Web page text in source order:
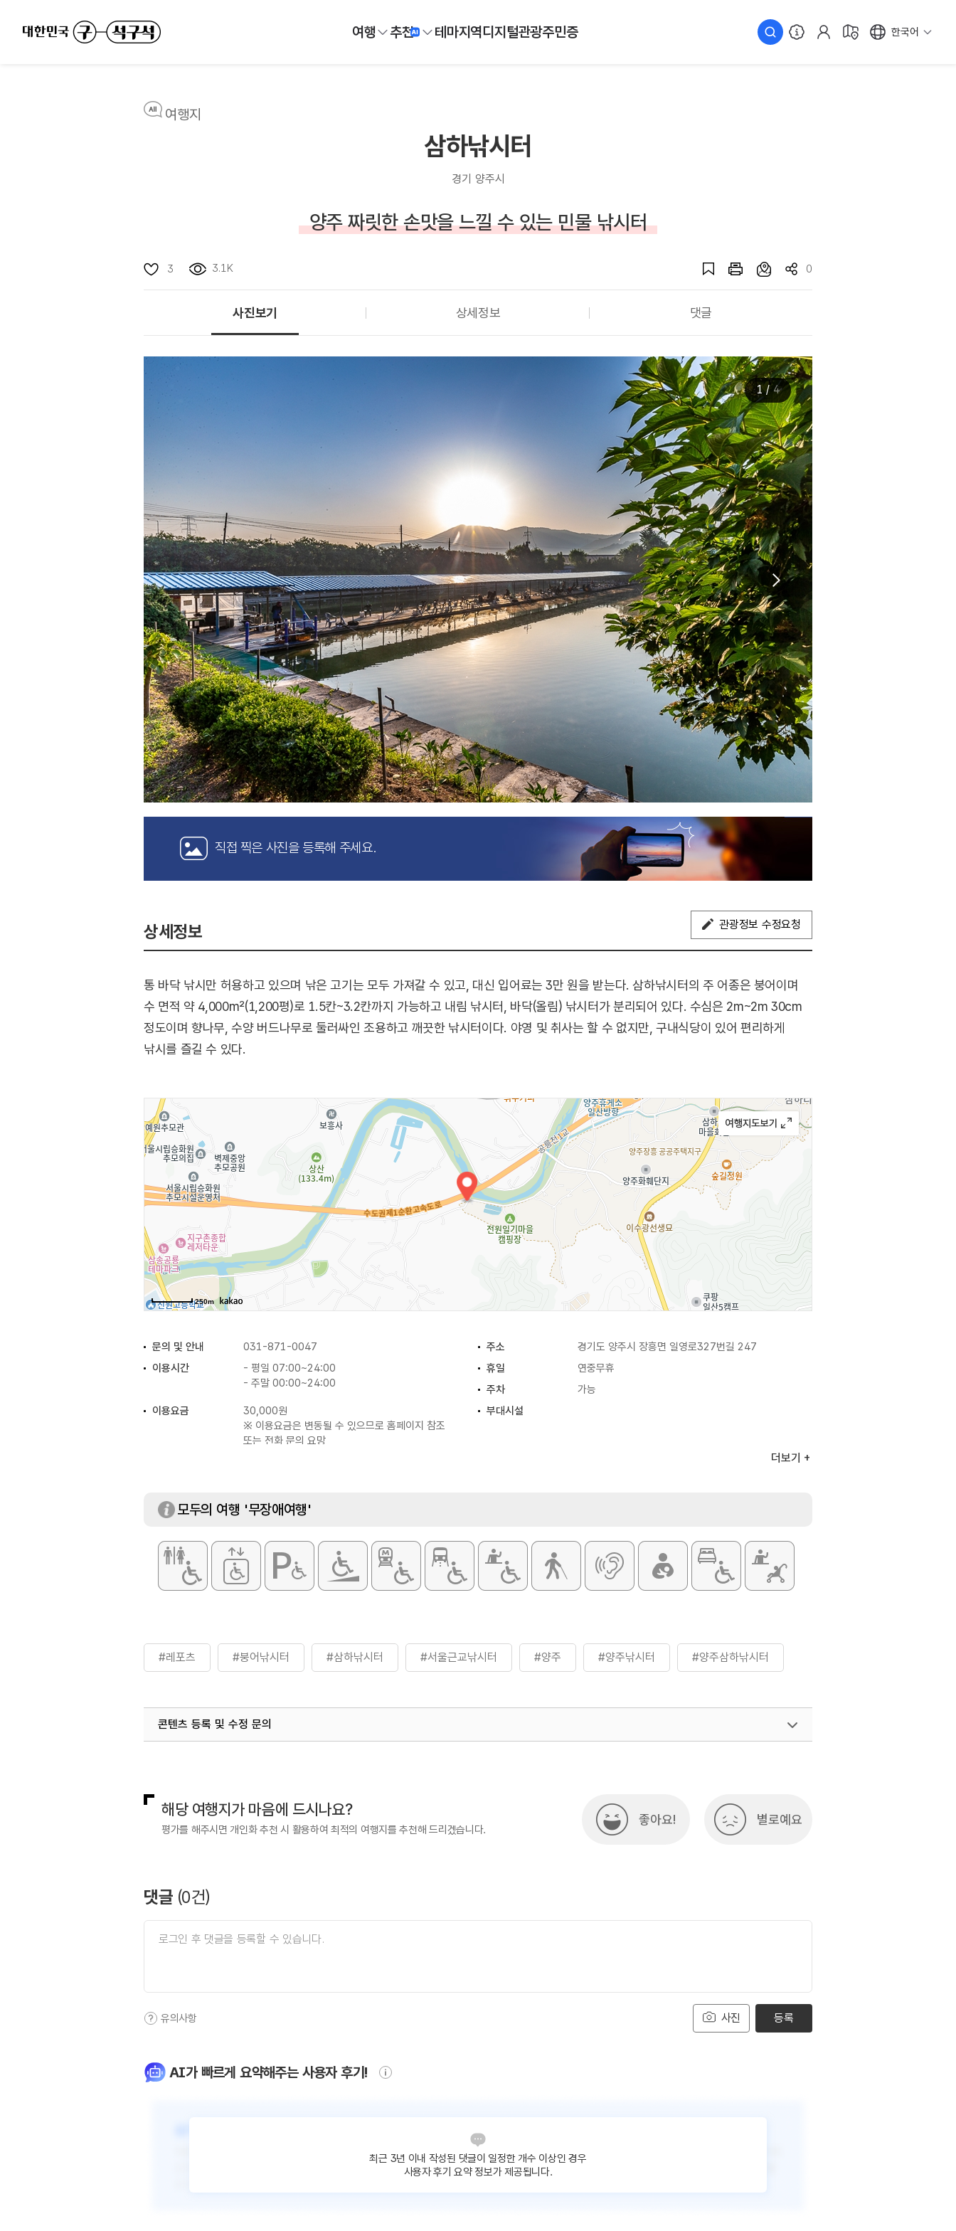
여행 추천 테마지역디지털관광주민증 한국어
여행지
삼하낚시터
경기 양주시
양주 짜릿한 손맛을 느낄 수 있는 민물 낚시터
3 3.1K 0
사진보기 상세정보 댓글
1/4
직접 찍은 사진을 등록해 주세요.
상세정보 관광정보 수정요청
통 바닥 낚시만 허용하고 있으며 낚은 고기는 모두 가져갈 수 있고, 대신 입어료는 3만 원을 받는다. 삼하낚시터의 주 어종은 붕어이며
수 면적 약 4,000m²(1,200평)로 1.5칸~3.2칸까지 가능하고 내림 낚시터, 바닥(올림) 낚시터가 분리되어 있다. 수심은 2m~2m 30cm
정도이며 향나무, 수양 버드나무로 둘러싸인 조용하고 깨끗한 낚시터이다. 야영 및 취사는 할 수 없지만, 구내식당이 있어 편리하게
낚시를 즐길 수 있다.
250m
문의 및 안내 031-871-0047 주소
경기도 양주시 장흥면 일영로327번길 247
이용시간
- 평일 07:00~24:00
- 주말 00:00~24:00
휴일
연중무휴
주차
가능
이용요금
30,000원
※ 이용요금은 변동될 수 있으므로 홈페이지 참조
또는 전화 문의 요망
부대시설
더보기
모두의 여행 '무장애여행'
#레포츠 #붕어낚시터 #삼하낚시터 #서울근교낚시터 #양주 #양주낚시터 #양주삼하낚시터
콘텐츠 등록 및 수정 문의
해당 여행지가 마음에 드시나요?
평가를 해주시면 개인화 추천 시 활용하여 최적의 여행지를 추천해 드리겠습니다.
좋아요! 별로예요
댓글 (0건)
사진
유의사항 등록
AI가 빠르게 요약해주는 사용자 후기!
최근 3년 이내 작성된 댓글이 일정한 개수 이상인 경우
사용자 후기 요약 정보가 제공됩니다.